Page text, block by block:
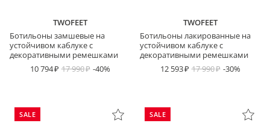
TWOFEET
Ботильоны замшевые на
устойчивом каблуке с
декоративными ремешками
10 794
17 990 -40%
TWOFEET
Ботильоны лакированные на
устойчивом каблуке с
декоративными ремешками
12 593
17 990 -30%
SALE SALE